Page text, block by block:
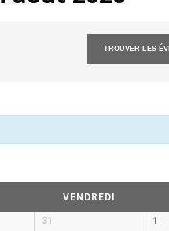
VENDREDI
31 1